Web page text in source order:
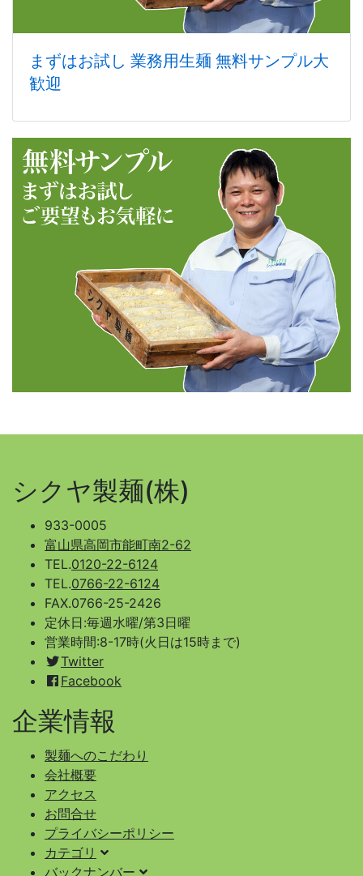
まずはお試し 業務用生麺 無料サンプル大
歓迎
シクヤ製麺(株)
933-0005
富山県高岡市能町南2-62
TEL.0120-22-6124
TEL.0766-22-6124
FAX.0766-25-2426
定休日:毎週水曜/第3日曜
営業時間:8-17時(火日は15時まで)
Twitter
Facebook
企業情報
製麺へのこだわり
会社概要
アクセス
お問合せ
プライバシーポリシー
カテゴリ
バックナンバー